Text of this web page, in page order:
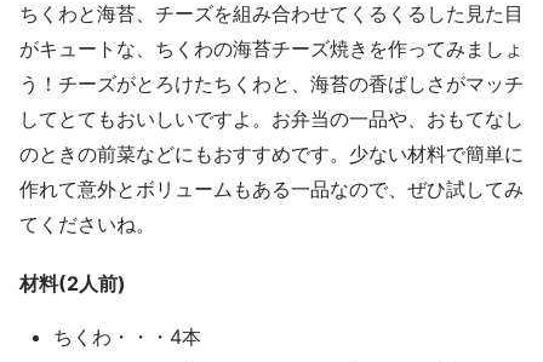
ちくわと海苔、チーズを組み合わせてくるくるした見た目
がキュートな、ちくわの海苔チーズ焼きを作ってみましょ
う！チーズがとろけたちくわと、海苔の香ばしさがマッチ
してとてもおいしいですよ。お弁当の一品や、おもてなし
のときの前菜などにもおすすめです。少ない材料で簡単に
作れて意外とボリュームもある一品なので、ぜひ試してみ
てくださいね。
材料(2人前)
ちくわ・・・4本